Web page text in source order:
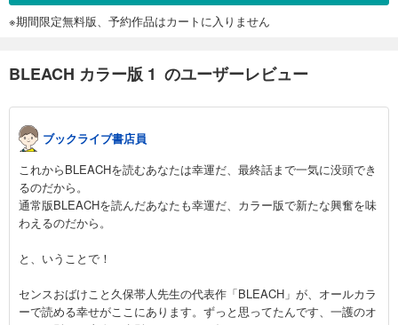
BLEACH カラー版 12
完結
試し読み
完結
653円 (税込)
カート
※期間限定無料版、予約作品はカートに入りません
BLEACH カラー版 1 のユーザーレビュー
ブックライブ書店員
これからBLEACHを読むあなたは幸運だ、最終話まで一気に没頭でき
るのだから。
通常版BLEACHを読んだあなたも幸運だ、カラー版で新たな興奮を味
わえるのだから。
と、いうことで！
センスおばけこと久保帯人先生の代表作「BLEACH」が、オールカラ
ーで読める幸せがここにあります。ずっと思ってたんです、一護のオ